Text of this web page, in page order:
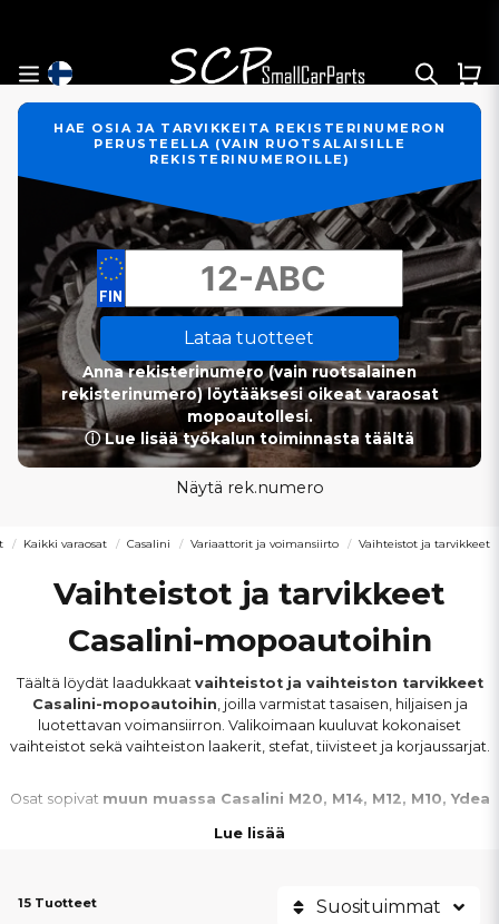
HAE OSIA JA TARVIKKEITA REKISTERINUMERON
PERUSTEELLA (VAIN RUOTSALAISILLE
REKISTERINUMEROILLE)
Lataa tuotteet
Anna rekisterinumero (vain ruotsalainen
rekisterinumero) löytääksesi oikeat varaosat
mopoautollesi.
ⓘ Lue lisää työkalun toiminnasta täältä
Näytä rek.numero
Kaikki varaosat Casalini Variaattorit ja voimansiirto Vaihteistot ja tarvikkeet
Vaihteistot ja tarvikkeet
Casalini-mopoautoihin
Täältä löydät laadukkaat vaihteistot ja vaihteiston tarvikkeet
Casalini-mopoautoihin, joilla varmistat tasaisen, hiljaisen ja
luotettavan voimansiirron. Valikoimaan kuuluvat kokonaiset
vaihteistot sekä vaihteiston laakerit, stefat, tiivisteet ja korjaussarjat.
Osat sopivat muun muassa Casalini M20, M14, M12, M10, Ydea
alkuperäisiä mitoituksia ja teknisiä vaatimuksia, jotta istuvuus ja
Kuluneet vaihteiston osat voivat aiheuttaa ääntelyä, tehon
Lue lisää
15 Tuotteet Suosituimmat